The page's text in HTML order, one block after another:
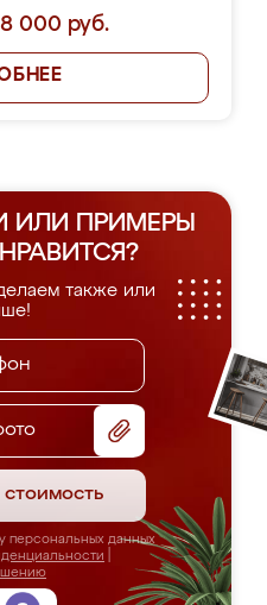
000 руб.
ИЛИ ПРИМЕРЫ
также или
стоимость
персональных данных